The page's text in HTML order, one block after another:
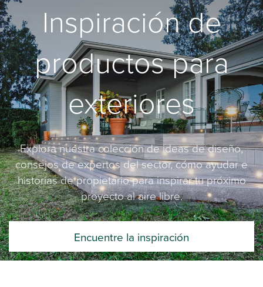
Inspiración de
productos para
exteriores
Explora nuestra colección de ideas de diseño,
consejos de expertos del sector, cómo ayudar e
historias de propietario para inspirar tu próximo
proyecto al aire libre.
Encuentre la inspiración